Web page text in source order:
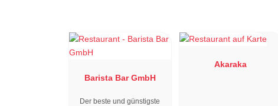
Barista Bar GmbH
Der beste und günstigste
Akaraka